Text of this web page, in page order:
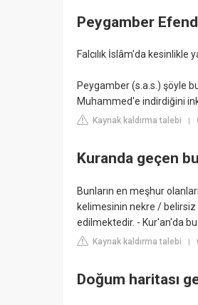
Peygamber
Falcılık İslâm'da kesinlikle
Peygamber (s.a.s.) şöyle
Muhammed'e indirdiğini
Kaynak kaldırma talebi |
Kuranda geçen
Bunların en meşhur
kelimesinin nekre /
edilmektedir. - Kur'an'da
Kaynak kaldırma talebi |
Doğum haritası